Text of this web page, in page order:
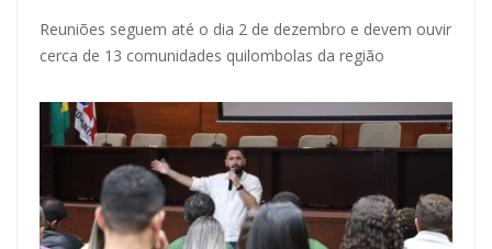
Reuniões seguem até o dia 2 de dezembro e devem ouvir
cerca de 13 comunidades quilombolas da região